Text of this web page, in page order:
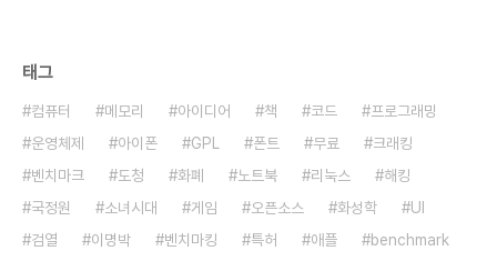
태그
컴퓨터 메모리 아이디어 책 코드
프로그래밍
운영체제
아이폰 GPL 폰트 무료
크래킹
벤치마크
도청 화폐 노트북 리눅스
해킹
국정원
소녀시대 게임 오픈소스 화성학
UI
검열
이명박 벤치마킹 특허 애플 benchmark